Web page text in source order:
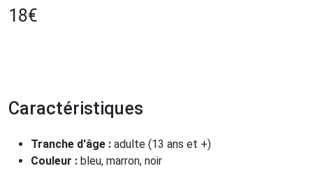
18€
Caractéristiques
Tranche d'âge : adulte (13 ans et +)
Couleur : bleu, marron, noir